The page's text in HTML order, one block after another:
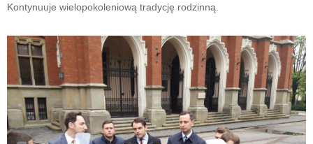
Kontynuuje wielopokoleniową tradycję rodzinną.